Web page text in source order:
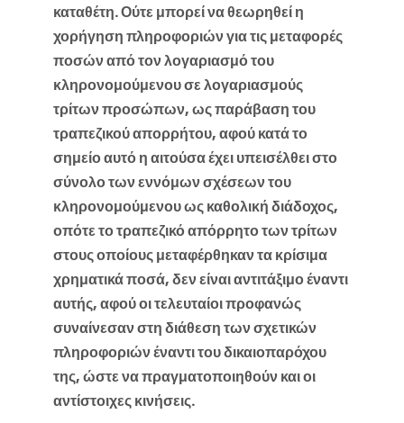
καταθέτη. Ούτε μπορεί να θεωρηθεί η
χορήγηση πληροφοριών για τις μεταφορές
ποσών από τον λογαριασμό του
κληρονομούμενου σε λογαριασμούς
τρίτων προσώπων, ως παράβαση του
τραπεζικού απορρήτου, αφού κατά το
σημείο αυτό η αιτούσα έχει υπεισέλθει στο
σύνολο των εννόμων σχέσεων του
κληρονομούμενου ως καθολική διάδοχος,
οπότε το τραπεζικό απόρρητο των τρίτων
στους οποίους μεταφέρθηκαν τα κρίσιμα
χρηματικά ποσά, δεν είναι αντιτάξιμο έναντι
αυτής, αφού οι τελευταίοι προφανώς
συναίνεσαν στη διάθεση των σχετικών
πληροφοριών έναντι του δικαιοπαρόχου
της, ώστε να πραγματοποιηθούν και οι
αντίστοιχες κινήσεις.